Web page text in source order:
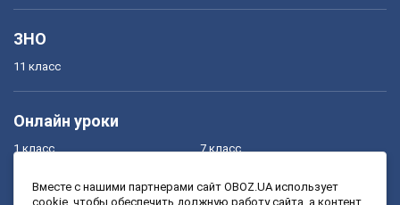
ЗНО
11 класс
Онлайн уроки
1 класс 7 класс
Вместе с нашими партнерами сайт OBOZ.UA использует
cookie, чтобы обеспечить должную работу сайта, а контент